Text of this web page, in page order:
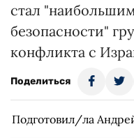
стал
безопасности"
конфликта с
Поделиться
Подготовил/ла